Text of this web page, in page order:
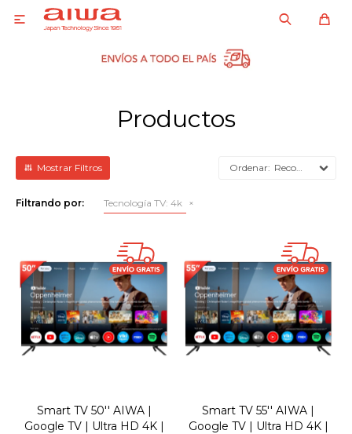

Productos
Recomendados
Filtrando por: Tecnología TV: 4k
Smart TV 50'' AIWA |
Google TV | Ultra HD 4K |
Smart TV 55'' AIWA |
Google TV | Ultra HD 4K |